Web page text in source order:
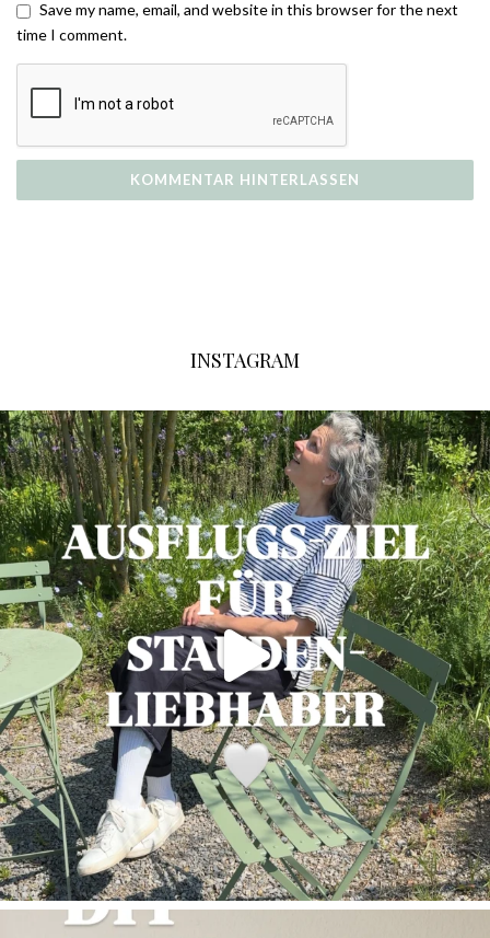
Save my name, email, and website in this browser for the next
time I comment.
INSTAGRAM